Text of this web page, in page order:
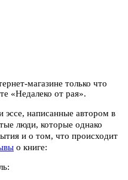
магазине только что
«Недалеко от рая».
эссе, написанные автором в
люди, которые однако
и о том, что происходит
о книге: